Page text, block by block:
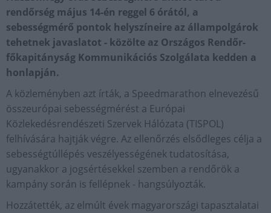
rendőrség május 14-én reggel 6 órától, a
sebességmérő pontok helyszíneire az állampolgárok
tehetnek javaslatot - közölte az Országos Rendőr-
főkapitányság Kommunikációs Szolgálata kedden a
honlapján.
A közleményben azt írták, a Speedmarathon elnevezésű
összeurópai sebességmérést a Európai
Közlekedésrendészeti Szervek Hálózata (TISPOL)
felhívására hajtják végre. Az ellenőrzés elsődleges célja a
sebességtúllépés veszélyességének tudatosítása,
ugyanakkor a jogsértésekkel szemben a rendőrök a
kampány során is fellépnek - hangsúlyozták.
Hozzátették, az elmúlt évek magyarországi tapasztalatai